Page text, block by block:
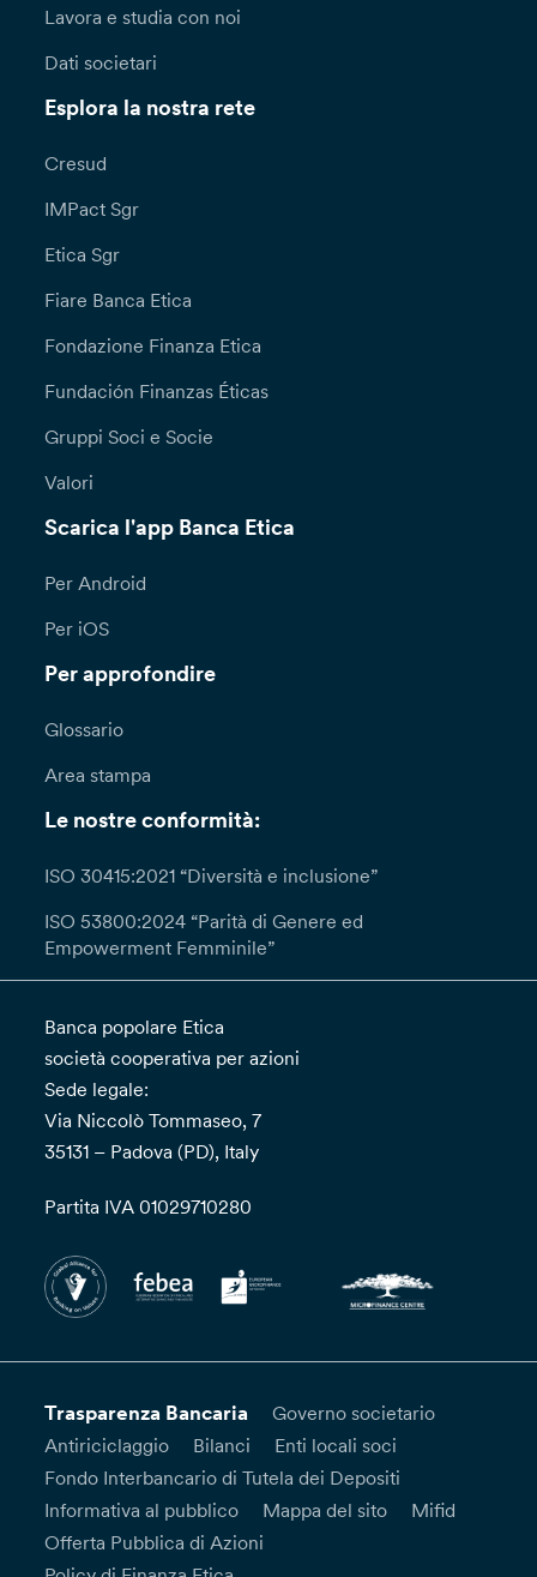
Lavora e studia con noi
Dati societari
Esplora la nostra rete
Cresud
IMPact Sgr
Etica Sgr
Fiare Banca Etica
Fondazione Finanza Etica
Fundación Finanzas Éticas
Gruppi Soci e Socie
Valori
Scarica l'app Banca Etica
Per Android
Per iOS
Per approfondire
Glossario
Area stampa
Le nostre conformità:
ISO 30415:2021 “Diversità e inclusione”
ISO 53800:2024 “Parità di Genere ed
Empowerment Femminile”
Banca popolare Etica
società cooperativa per azioni
Sede legale:
Via Niccolò Tommaseo, 7
35131 – Padova (PD), Italy
Partita IVA 01029710280
Trasparenza Bancaria
Governo societario
Antiriciclaggio
Bilanci
Enti locali soci
Fondo Interbancario di Tutela dei Depositi
Informativa al pubblico
Mappa del sito
Mifid
Offerta Pubblica di Azioni